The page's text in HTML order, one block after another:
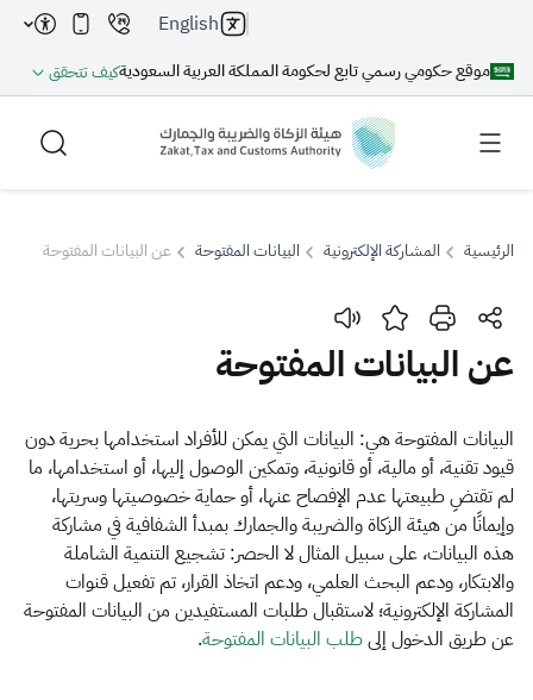
موقع حكومي رسمي تابع لحكومة المملكة العربية السعوديةكيف تتحقق
English
بحث
اقتراحات
الزكاة الجمارك
ضريبة القيمة المضافة
الإقرار الضريبي
التصرفات العقارية
الرئيسية المشاركة الإلكترونية البيانات المفتوحة عن البيانات المفتوحة
عن البيانات المفتوحة
​​​البيانات المفتوحة هي: البيانات التي يمكن للأفراد استخدامها بحرية دون
قيود تقنية، أو مالية، أو قانونية، وتمكين الوصول إليها، أو استخدامها، ما
لم تقتضِ طبيعتها عدم الإفصاح عنها، أو حماية خصوصيتها وسريتها،
وإيمانًا من هيئة الزكاة والضريبة والجمارك بمبدأ الشفافية في مشاركة
هذه البيانات، على سبيل المثال لا الحصر: تشجيع التنمية الشاملة
والابتكار، ودعم البحث العلمي، ودعم اتخاذ القرار، تم تفعيل قنوات
المشاركة الإلكترونية؛ لاستقبال طلبات المستفيدين من البيانات المفتوحة
عن طريق الدخول إلىطلب البيانات المفتوحة.